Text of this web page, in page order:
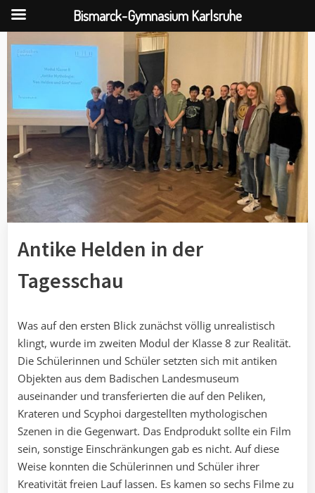
Antike Helden in der
Tagesschau
Was auf den ersten Blick zunächst völlig unrealistisch
klingt, wurde im zweiten Modul der Klasse 8 zur Realität.
Die Schülerinnen und Schüler setzten sich mit antiken
Objekten aus dem Badischen Landesmuseum
auseinander und transferierten die auf den Peliken,
Krateren und Scyphoi dargestellten mythologischen
Szenen in die Gegenwart. Das Endprodukt sollte ein Film
sein, sonstige Einschränkungen gab es nicht. Auf diese
Weise konnten die Schülerinnen und Schüler ihrer
Kreativität freien Lauf lassen. Es kamen so sechs Filme zu
Bismarck-Gymnasium Karlsruhe